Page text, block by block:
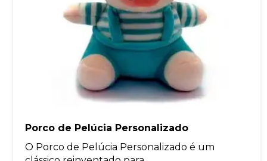
Porco de Pelúcia Personalizado
O Porco de Pelúcia Personalizado é um